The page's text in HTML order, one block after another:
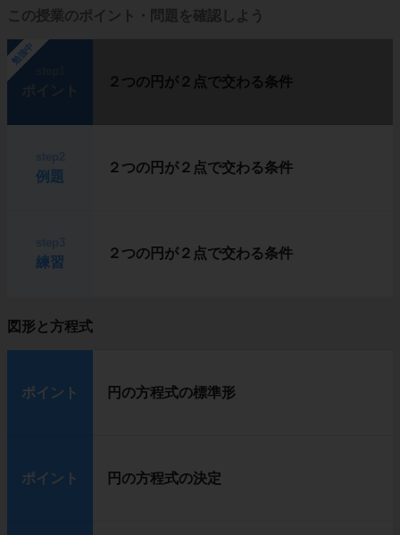
この授業のポイント・問題を確認しよう
勉強中
２つの円が２点で交わる条件
例題
２つの円が２点で交わる条件
練習
２つの円が２点で交わる条件
図形と方程式
ポイント 円の方程式の標準形
ポイント 円の方程式の決定